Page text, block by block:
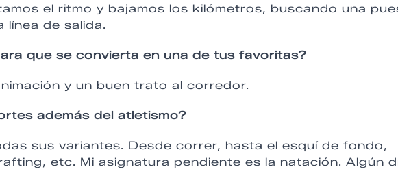
el ritmo y bajamos los kilómetros, buscando una
línea de salida.
que se convierta en una de tus favoritas?
y un buen trato al corredor.
además del atletismo?
sus variantes. Desde correr, hasta el esquí de fondo,
etc. Mi asignatura pendiente es la natación. Algún